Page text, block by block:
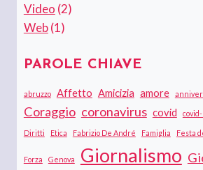
Video (2)
Web(1)
PAROLE CHIAVE
abruzzo Affetto Amicizia amore
Coraggio coronavirus covid
Diritti Etica Fabrizio De André Famiglia Festa
Forza Genova Giornalismo